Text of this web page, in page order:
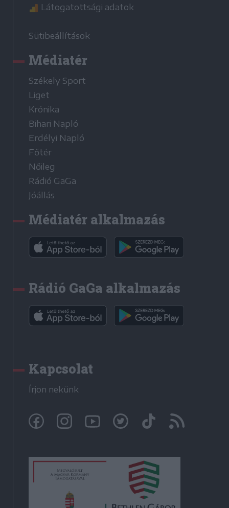
Látogatottsági adatok
Sütibeállítások
Médiatér
Székely Sport
Liget
Krónika
Bihari Napló
Erdélyi Napló
Főtér
Nőileg
Rádió GaGa
Jóállás
Médiatér alkalmazás
Rádió GaGa alkalmazás
Kapcsolat
Írjon nekünk